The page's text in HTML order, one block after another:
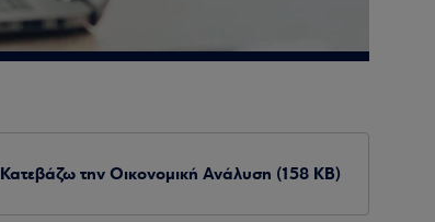
Κατεβάζω την Οικονομική Ανάλυση (158 KB)